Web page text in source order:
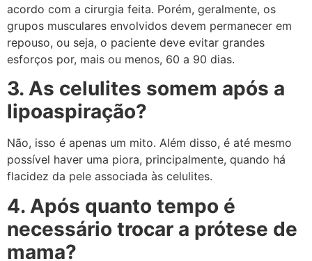
acordo com a cirurgia feita. Porém, geralmente, os
grupos musculares envolvidos devem permanecer em
repouso, ou seja, o paciente deve evitar grandes
esforços por, mais ou menos, 60 a 90 dias.
3. As celulites somem após a
lipoaspiração?
Não, isso é apenas um mito. Além disso, é até mesmo
possível haver uma piora, principalmente, quando há
flacidez da pele associada às celulites.
4. Após quanto tempo é
necessário trocar a prótese de
mama?